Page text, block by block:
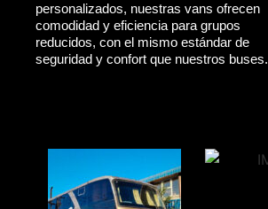
personalizados, nuestras vans ofrecen
comodidad y eficiencia para grupos
reducidos, con el mismo estándar de
seguridad y confort que nuestros buses.